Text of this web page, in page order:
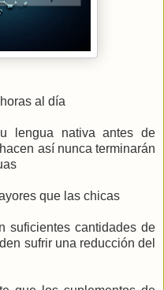
al día
lengua nativa antes de
así nunca terminarán
que las chicas
suficientes cantidades de
sufrir una reducción del